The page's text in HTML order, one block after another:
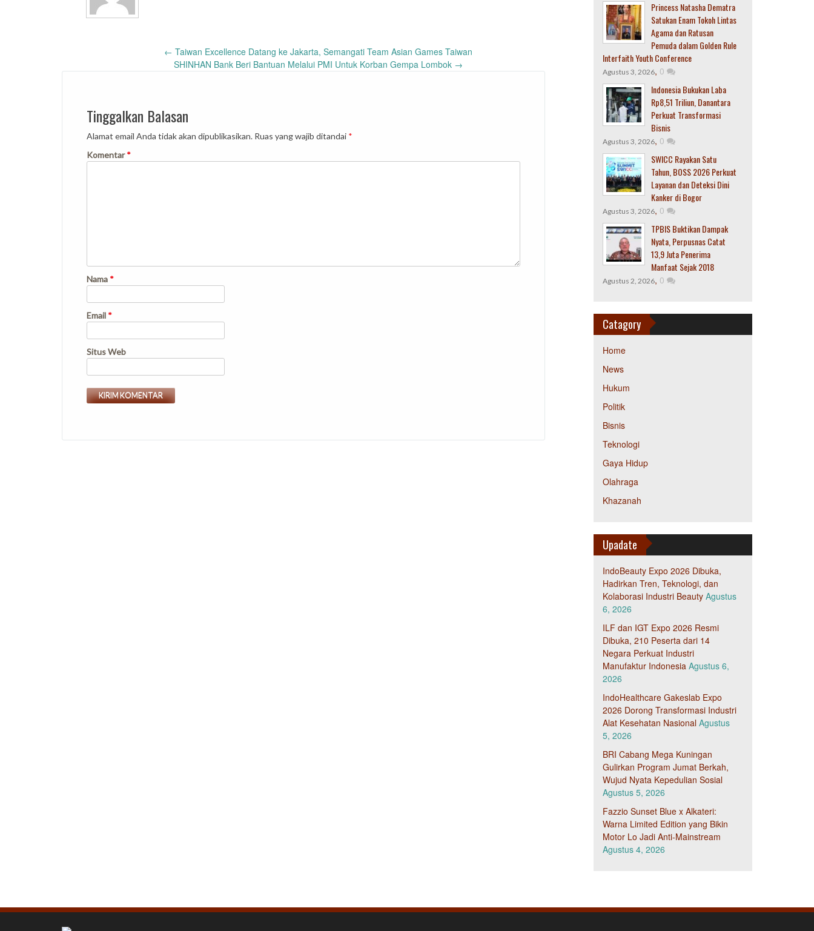
navigation
← Taiwan Excellence Datang ke Jakarta, Semangati Team Asian Games Taiwan
SHINHAN Bank Beri Bantuan Melalui PMI Untuk Korban Gempa Lombok →
Tinggalkan Balasan
Alamat email Anda tidak akan dipublikasikan. Ruas yang wajib ditandai *
Komentar*
Nama *
Email *
Situs Web
Princess Natasha Dematra
Satukan Enam Tokoh Lintas
Agama dan Ratusan
Pemuda dalam Golden Rule
Interfaith Youth Conference
Agustus 3, 2026, 0
Indonesia Bukukan Laba
Rp8,51 Triliun, Danantara
Perkuat Transformasi
Bisnis
Agustus 3, 2026, 0
SWICC Rayakan Satu
Tahun, BOSS 2026 Perkuat
Layanan dan Deteksi Dini
Kanker di Bogor
Agustus 3, 2026, 0
TPBIS Buktikan Dampak
Nyata, Perpusnas Catat
13,9 Juta Penerima
Manfaat Sejak 2018
Agustus 2, 2026, 0
Catagory
Home
News
Hukum
Politik
Bisnis
Teknologi
Gaya Hidup
Olahraga
Khazanah
Upadate
IndoBeauty Expo 2026 Dibuka,
Hadirkan Tren, Teknologi, dan
Kolaborasi Industri Beauty Agustus
6, 2026
ILF dan IGT Expo 2026 Resmi
Dibuka, 210 Peserta dari 14
Negara Perkuat Industri
Manufaktur Indonesia Agustus 6,
2026
IndoHealthcare Gakeslab Expo
2026 Dorong Transformasi Industri
Alat Kesehatan Nasional Agustus
5, 2026
BRI Cabang Mega Kuningan
Gulirkan Program Jumat Berkah,
Wujud Nyata Kepedulian Sosial
Agustus 5, 2026
Fazzio Sunset Blue x Alkateri:
Warna Limited Edition yang Bikin
Motor Lo Jadi Anti-Mainstream
Agustus 4, 2026